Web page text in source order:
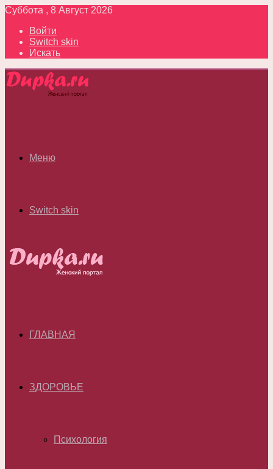
Суббота , 8 Август 2026
Войти
Switch skin
Искать
Меню
Switch skin
ГЛАВНАЯ
ЗДОРОВЬЕ
Психология